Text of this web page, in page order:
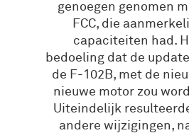
genoegen genomen
FCC, die
capaciteiten had.
bedoeling dat de
de F-102B, met de
nieuwe motor zou
Uiteindelijk
andere wijzigingen,